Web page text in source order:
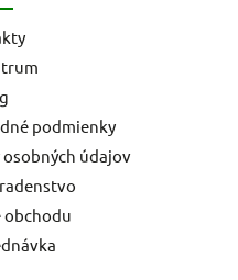
podmienky
údajov